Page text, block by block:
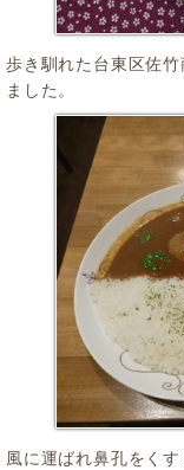
歩き馴れた台東区佐
ました。
風に運ばれ鼻孔をく